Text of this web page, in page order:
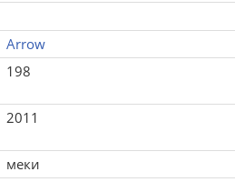
Arrow
198
2011
меки